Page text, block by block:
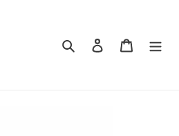
搜尋 登入 購物車